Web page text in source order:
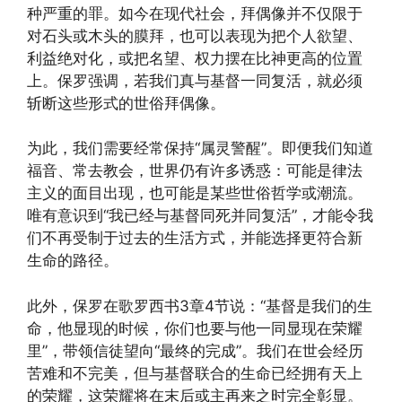
种严重的罪。如今在现代社会，拜偶像并不仅限于
对石头或木头的膜拜，也可以表现为把个人欲望、
利益绝对化，或把名望、权力摆在比神更高的位置
上。保罗强调，若我们真与基督一同复活，就必须
斩断这些形式的世俗拜偶像。
为此，我们需要经常保持“属灵警醒”。即便我们知道
福音、常去教会，世界仍有许多诱惑：可能是律法
主义的面目出现，也可能是某些世俗哲学或潮流。
唯有意识到“我已经与基督同死并同复活”，才能令我
们不再受制于过去的生活方式，并能选择更符合新
生命的路径。
此外，保罗在歌罗西书3章4节说：“基督是我们的生
命，他显现的时候，你们也要与他一同显现在荣耀
里”，带领信徒望向“最终的完成”。我们在世会经历
苦难和不完美，但与基督联合的生命已经拥有天上
的荣耀，这荣耀将在末后或主再来之时完全彰显。